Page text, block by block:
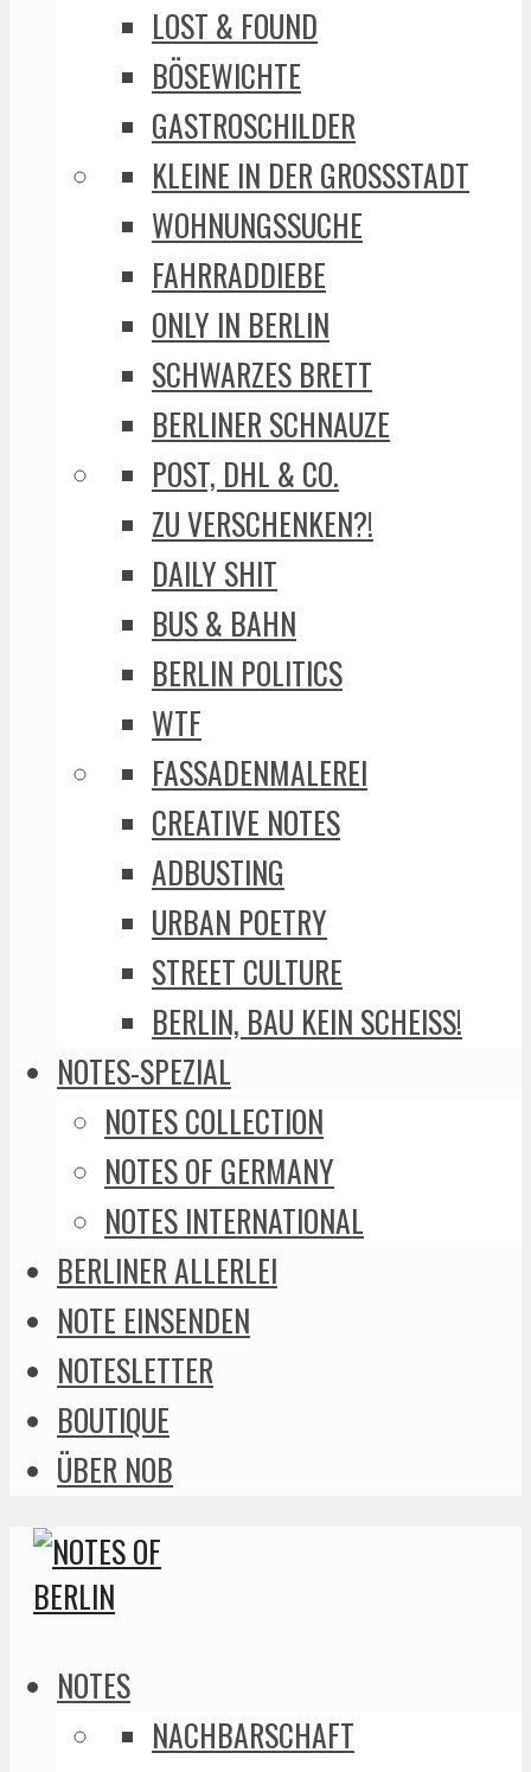
LOST & FOUND
BÖSEWICHTE
GASTROSCHILDER
KLEINE IN DER GROSSSTADT
WOHNUNGSSUCHE
FAHRRADDIEBE
ONLY IN BERLIN
SCHWARZES BRETT
BERLINER SCHNAUZE
POST, DHL & CO.
ZU VERSCHENKEN?!
DAILY SHIT
BUS & BAHN
BERLIN POLITICS
WTF
FASSADENMALEREI
CREATIVE NOTES
ADBUSTING
URBAN POETRY
STREET CULTURE
BERLIN, BAU KEIN SCHEISS!
NOTES-SPEZIAL
NOTES COLLECTION
NOTES OF GERMANY
NOTES INTERNATIONAL
BERLINER ALLERLEI
NOTE EINSENDEN
NOTESLETTER
BOUTIQUE
ÜBER NOB
NOTES
NACHBARSCHAFT